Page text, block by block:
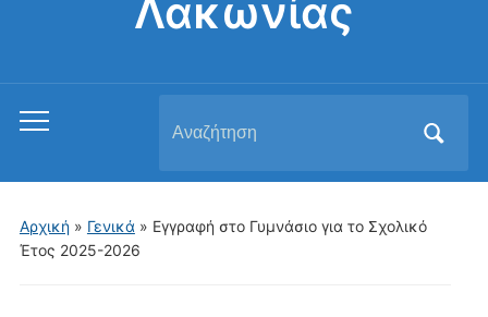
Λακωνίας
Εναλλαγή
μενού
για
κινητά
για:
Αρχική» Γενικά » Εγγραφή στο Γυμνάσιο για το Σχολικό
Έτος 2025-2026